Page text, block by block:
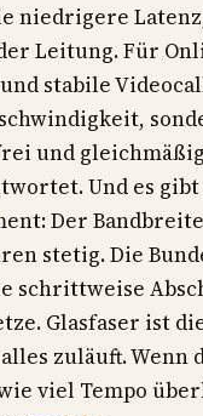
niedrigere
Leitung. Für
stabile
und
Und es gibt
Der
stetig. Die
schrittweise
Glasfaser ist
zuläuft. Wenn
viel Tempo